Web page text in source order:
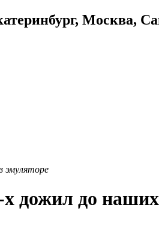
Москва,
эмуляторе
х дожил до